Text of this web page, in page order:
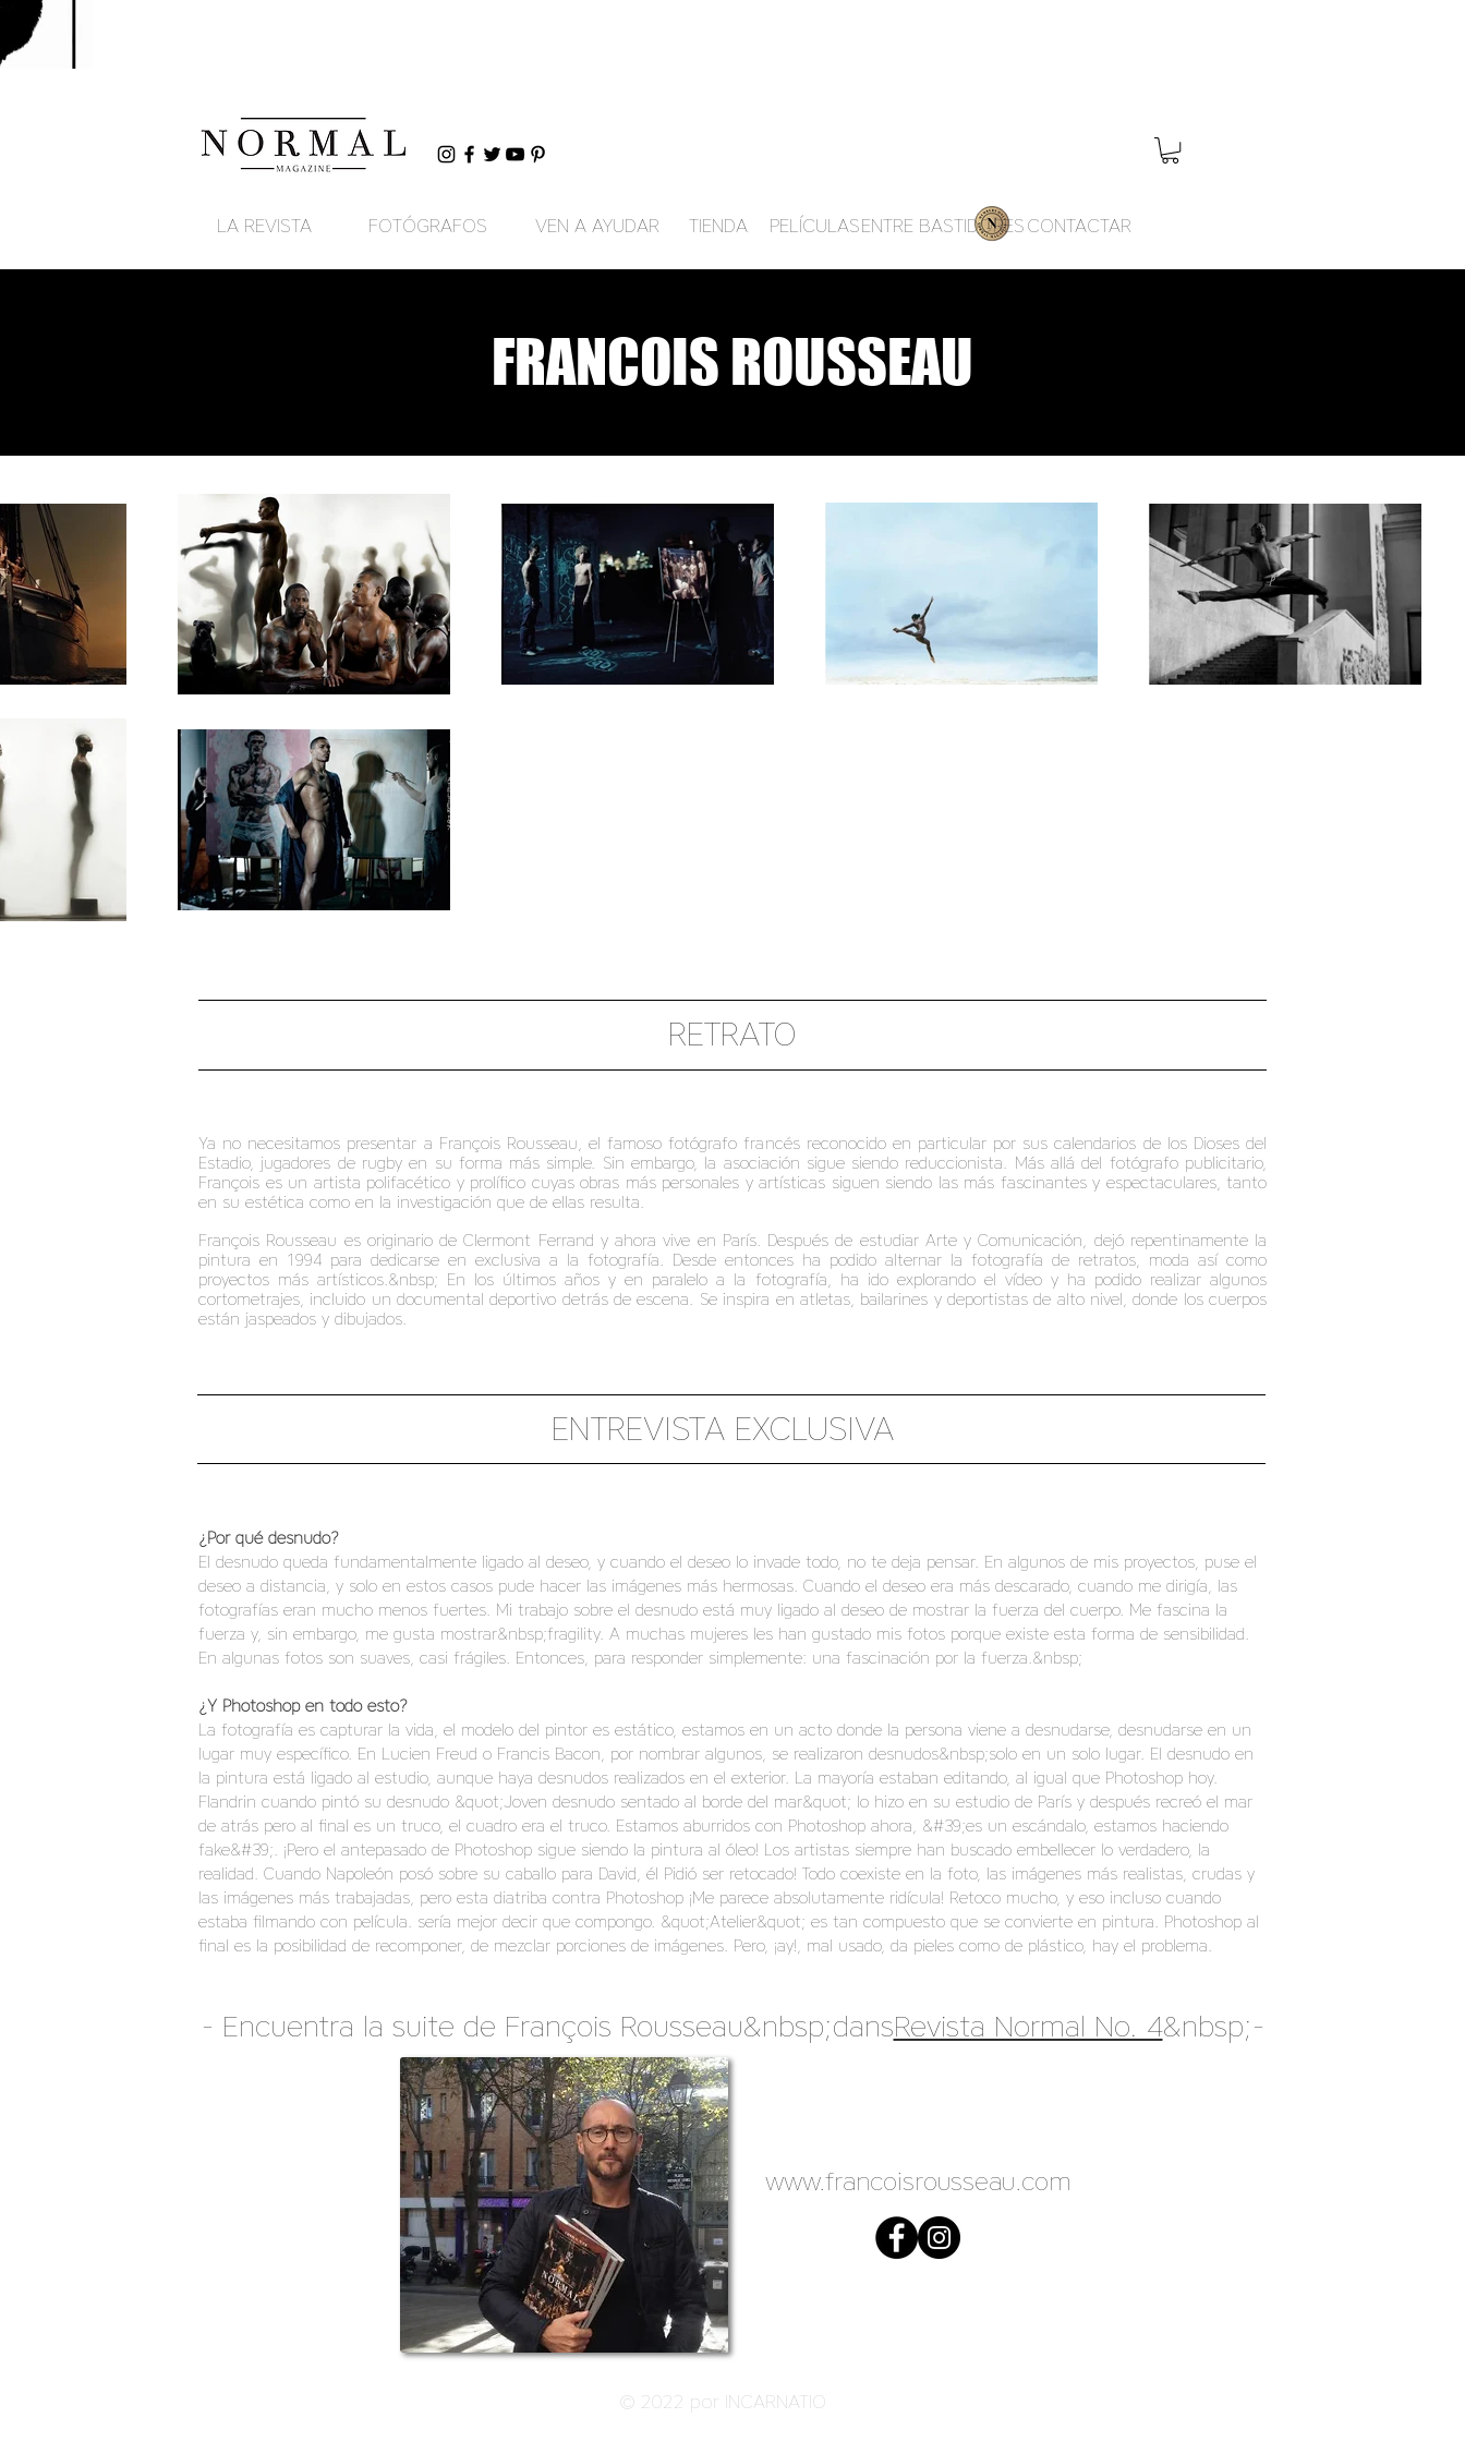
LA REVISTA FOTÓGRAFOS VEN A AYUDAR TIENDA PELÍCULASENTRE BASTIDORES CONTACTAR
FRANCOIS ROUSSEAU
RETRATO
Ya no necesitamos presentar a François Rousseau, el famoso fotógrafo francés reconocido en particular por sus calendarios de los Dioses del
Estadio, jugadores de rugby en su forma más simple. Sin embargo, la asociación sigue siendo reduccionista. Más allá del fotógrafo publicitario,
François es un artista polifacético y prolífico cuyas obras más personales y artísticas siguen siendo las más fascinantes y espectaculares, tanto
en su estética como en la investigación que de ellas resulta.
François Rousseau es originario de Clermont Ferrand y ahora vive en París. Después de estudiar Arte y Comunicación, dejó repentinamente la
pintura en 1994 para dedicarse en exclusiva a la fotografía. Desde entonces ha podido alternar la fotografía de retratos, moda así como
proyectos más artísticos.&nbsp; En los últimos años y en paralelo a la fotografía, ha ido explorando el vídeo y ha podido realizar algunos
cortometrajes, incluido un documental deportivo detrás de escena. Se inspira en atletas, bailarines y deportistas de alto nivel, donde los cuerpos
están jaspeados y dibujados.
ENTREVISTA EXCLUSIVA
¿Por qué desnudo?
El desnudo queda fundamentalmente ligado al deseo, y cuando el deseo lo invade todo, no te deja pensar. En algunos de mis proyectos, puse el
deseo a distancia, y solo en estos casos pude hacer las imágenes más hermosas. Cuando el deseo era más descarado, cuando me dirigía, las
fotografías eran mucho menos fuertes. Mi trabajo sobre el desnudo está muy ligado al deseo de mostrar la fuerza del cuerpo. Me fascina la
fuerza y, sin embargo, me gusta mostrar&nbsp;fragility. A muchas mujeres les han gustado mis fotos porque existe esta forma de sensibilidad.
En algunas fotos son suaves, casi frágiles. Entonces, para responder simplemente: una fascinación por la fuerza.&nbsp;
¿Y Photoshop en todo esto?
La fotografía es capturar la vida, el modelo del pintor es estático, estamos en un acto donde la persona viene a desnudarse, desnudarse en un
lugar muy específico. En Lucien Freud o Francis Bacon, por nombrar algunos, se realizaron desnudos&nbsp;solo en un solo lugar. El desnudo en
la pintura está ligado al estudio, aunque haya desnudos realizados en el exterior. La mayoría estaban editando, al igual que Photoshop hoy.
Flandrin cuando pintó su desnudo &quot;Joven desnudo sentado al borde del mar&quot; lo hizo en su estudio de París y después recreó el mar
de atrás pero al final es un truco, el cuadro era el truco. Estamos aburridos con Photoshop ahora, &#39;es un escándalo, estamos haciendo
fake&#39;. ¡Pero el antepasado de Photoshop sigue siendo la pintura al óleo! Los artistas siempre han buscado embellecer lo verdadero, la
realidad. Cuando Napoleón posó sobre su caballo para David, él Pidió ser retocado! Todo coexiste en la foto, las imágenes más realistas, crudas y
las imágenes más trabajadas, pero esta diatriba contra Photoshop ¡Me parece absolutamente ridícula! Retoco mucho, y eso incluso cuando
estaba filmando con película. sería mejor decir que compongo. &quot;Atelier&quot; es tan compuesto que se convierte en pintura. Photoshop al
final es la posibilidad de recomponer, de mezclar porciones de imágenes. Pero, ¡ay!, mal usado, da pieles como de plástico, hay el problema.
- Encuentra la suite de François Rousseau&nbsp;dansRevista Normal No. 4&nbsp;-
www.francoisrousseau.com
© 2022 por INCARNATIO